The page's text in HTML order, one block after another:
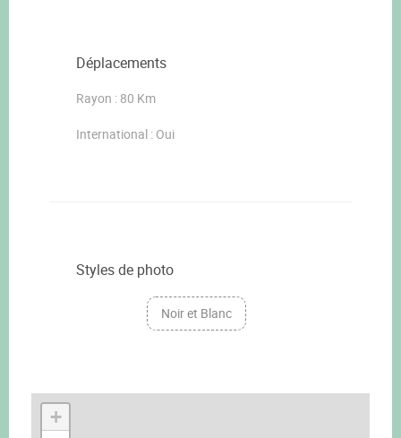
Déplacements
Rayon : 80 Km
International : Oui
Styles de photo
Noir et Blanc
+